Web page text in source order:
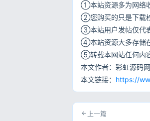
①本站资源多为网络
②您购买的只是下载
③本站用户发帖仅代
④本站资源大多存储
⑤转载本网站任何内
本文作者：彩虹源码网
本文链接： https://
上一篇